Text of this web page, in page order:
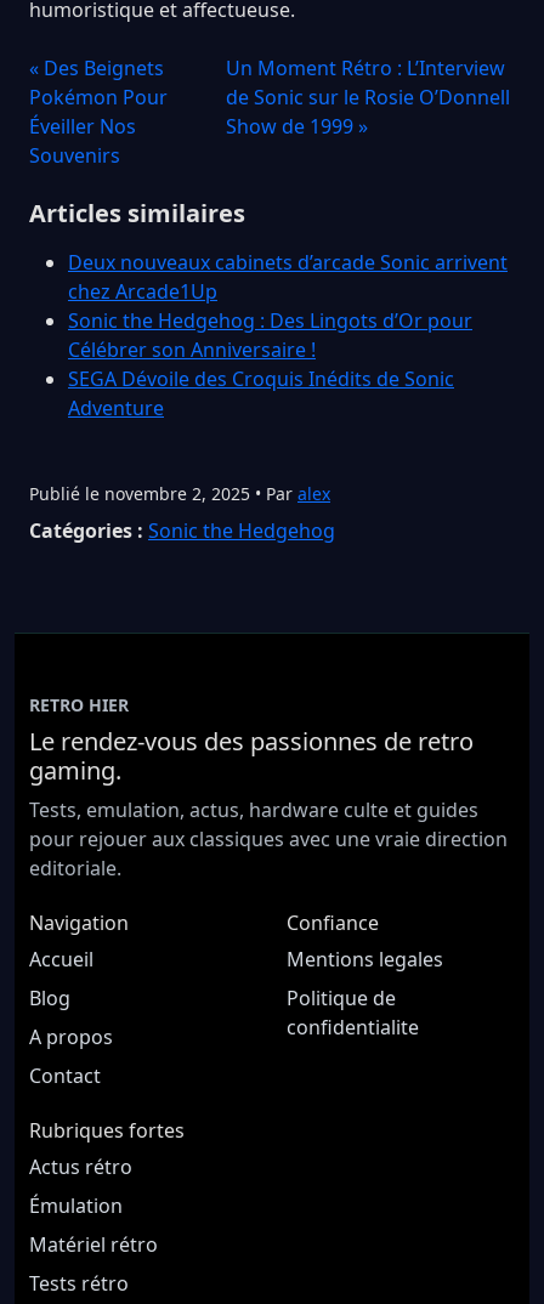
humoristique et affectueuse.
« Des Beignets
Pokémon Pour
Éveiller Nos
Souvenirs
Un Moment Rétro : L’Interview
de Sonic sur le Rosie O’Donnell
Show de 1999 »
Articles similaires
Deux nouveaux cabinets d’arcade Sonic arrivent
chez Arcade1Up
Sonic the Hedgehog : Des Lingots d’Or pour
Célébrer son Anniversaire !
SEGA Dévoile des Croquis Inédits de Sonic
Adventure
Publié le novembre 2, 2025 • Par alex
Catégories : Sonic the Hedgehog
RETRO HIER
Le rendez-vous des passionnes de retro
gaming.
Tests, emulation, actus, hardware culte et guides
pour rejouer aux classiques avec une vraie direction
editoriale.
Navigation
Accueil
Blog
A propos
Contact
Confiance
Mentions legales
Politique de
confidentialite
Rubriques fortes
Actus rétro
Émulation
Matériel rétro
Tests rétro